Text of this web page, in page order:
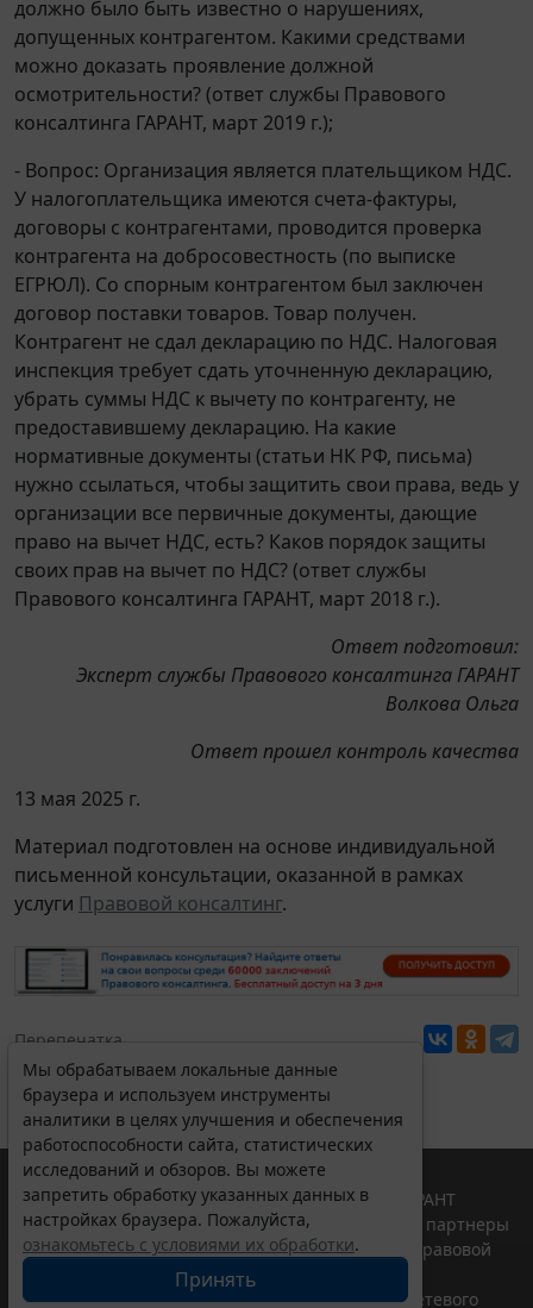
должно было быть известно о нарушениях,
допущенных контрагентом. Какими средствами
можно доказать проявление должной
осмотрительности? (ответ службы Правового
консалтинга ГАРАНТ, март 2019 г.);
- Вопрос: Организация является плательщиком НДС.
У налогоплательщика имеются счета-фактуры,
договоры с контрагентами, проводится проверка
контрагента на добросовестность (по выписке
ЕГРЮЛ). Со спорным контрагентом был заключен
договор поставки товаров. Товар получен.
Контрагент не сдал декларацию по НДС. Налоговая
инспекция требует сдать уточненную декларацию,
убрать суммы НДС к вычету по контрагенту, не
предоставившему декларацию. На какие
нормативные документы (статьи НК РФ, письма)
нужно ссылаться, чтобы защитить свои права, ведь у
организации все первичные документы, дающие
право на вычет НДС, есть? Каков порядок защиты
своих прав на вычет по НДС? (ответ службы
Правового консалтинга ГАРАНТ, март 2018 г.).
Ответ подготовил:
Эксперт службы Правового консалтинга ГАРАНТ
Волкова Ольга
Ответ прошел контроль качества
13 мая 2025 г.
Материал подготовлен на основе индивидуальной
письменной консультации, оказанной в рамках
услуги Правовой консалтинг.
Перепечатка
Мы обрабатываем локальные данные
браузера и используем инструменты
аналитики в целях улучшения и обеспечения
работоспособности сайта, статистических
исследований и обзоров. Вы можете
запретить обработку указанных данных в
настройках браузера. Пожалуйста,
ознакомьтесь с условиями их обработки.
Принять
© ООО "НПП "ГАРАНТ-СЕРВИС", 2026. Система ГАРАНТ
выпускается с 1990 года. Компания "Гарант" и ее партнеры
являются участниками Российской ассоциации правовой
информации ГАРАНТ.
Портал ГАРАНТ.РУ зарегистрирован в качестве сетевого